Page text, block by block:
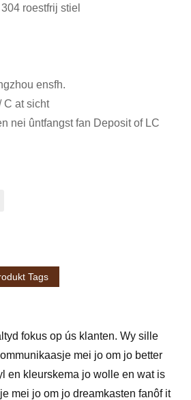
roestfrij stiel
ensfh.
C at sicht
nei ûntfangst fan Deposit of LC
Tags
fokus op ús klanten. Wy sille
mei jo om jo better
en kleurskema jo wolle en wat is
mei jo om jo dreamkasten fanôf it